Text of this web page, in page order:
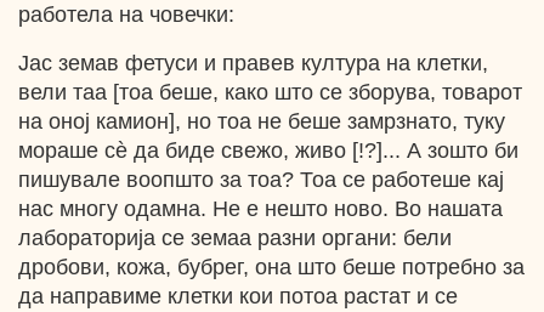
работела на човечки:
Јас земав фетуси и правев култура на клетки,
вели таа [тоа беше, како што се зборува, товарот
на оној камион], но тоа не беше замрзнато, туку
мораше сѐ да биде свежо, живо [!?]... А зошто би
пишувале воопшто за тоа? Тоа се работеше кај
нас многу одамна. Не е нешто ново. Во нашата
лабораторија се земаа разни органи: бели
дробови, кожа, бубрег, она што беше потребно за
да направиме клетки кои потоа растат и се